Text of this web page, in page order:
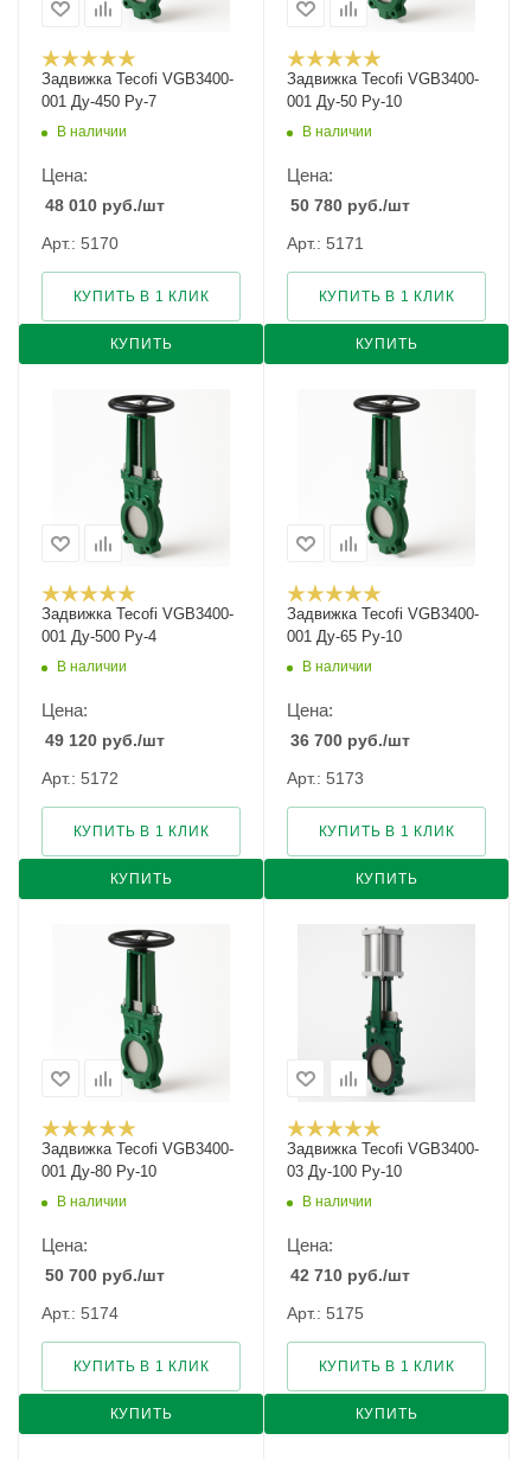
Задвижка Tecofi VGB3400-
001 Ду-450 Ру-7
В наличии
Цена:
48 010 руб./шт
Арт.: 5170
КУПИТЬ
КУПИТЬ В 1 КЛИК
Задвижка Tecofi VGB3400-
001 Ду-50 Ру-10
В наличии
Цена:
50 780 руб./шт
Арт.: 5171
КУПИТЬ
КУПИТЬ В 1 КЛИК
Задвижка Tecofi VGB3400-
001 Ду-500 Ру-4
В наличии
Цена:
49 120 руб./шт
Арт.: 5172
КУПИТЬ
КУПИТЬ В 1 КЛИК
Задвижка Tecofi VGB3400-
001 Ду-65 Ру-10
В наличии
Цена:
36 700 руб./шт
Арт.: 5173
КУПИТЬ
КУПИТЬ В 1 КЛИК
Задвижка Tecofi VGB3400-
001 Ду-80 Ру-10
В наличии
Цена:
50 700 руб./шт
Арт.: 5174
КУПИТЬ
КУПИТЬ В 1 КЛИК
Задвижка Tecofi VGB3400-
03 Ду-100 Ру-10
В наличии
Цена:
42 710 руб./шт
Арт.: 5175
КУПИТЬ
КУПИТЬ В 1 КЛИК